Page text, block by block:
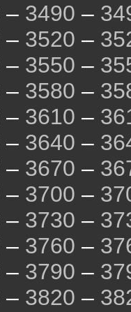
– 3490 –
– 3520 –
– 3550 –
– 3580 –
– 3610 –
– 3640 –
– 3670 –
– 3700 –
– 3730 –
– 3760 –
– 3790 –
– 3820 –